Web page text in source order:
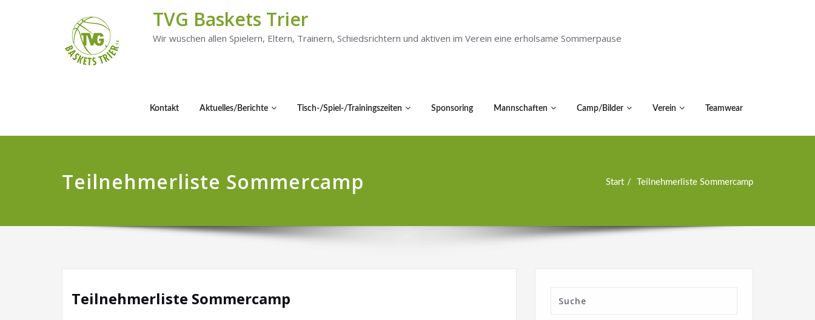
TVG Baskets Trier
Wir wüschen allen Spielern, Eltern, Trainern, Schiedsrichtern und aktiven im Verein eine erholsame Sommerpause
Kontakt Aktuelles/Berichte Tisch-/Spiel-/Trainingszeiten Sponsoring Mannschaften Camp/Bilder Verein Teamwear
Teilnehmerliste Sommercamp Start Teilnehmerliste Sommercamp
Teilnehmerliste Sommercamp